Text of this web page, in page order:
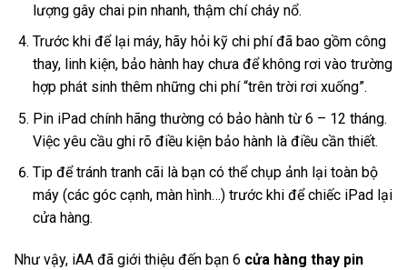
lượng gây chai pin nhanh, thậm chí cháy nổ.
Trước khi để lại máy, hãy hỏi kỹ chi phí đã bao gồm công
thay, linh kiện, bảo hành hay chưa để không rơi vào trường
hợp phát sinh thêm những chi phí “trên trời rơi xuống”.
Pin iPad chính hãng thường có bảo hành từ 6 – 12 tháng.
Việc yêu cầu ghi rõ điều kiện bảo hành là điều cần thiết.
Tip để tránh tranh cãi là bạn có thể chụp ảnh lại toàn bộ
máy (các góc cạnh, màn hình…) trước khi để chiếc iPad lại
cửa hàng.
Như vậy, iAA đã giới thiệu đến bạn 6 cửa hàng thay pin